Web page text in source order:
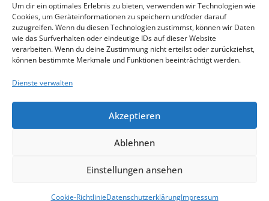
Um dir ein optimales Erlebnis zu bieten, verwenden wir Technologien wie
Cookies, um Geräteinformationen zu speichern und/oder darauf
zuzugreifen. Wenn du diesen Technologien zustimmst, können wir Daten
wie das Surfverhalten oder eindeutige IDs auf dieser Website
verarbeiten. Wenn du deine Zustimmung nicht erteilst oder zurückziehst,
können bestimmte Merkmale und Funktionen beeinträchtigt werden.
Dienste verwalten
Akzeptieren
Ablehnen
Einstellungen ansehen
Cookie-RichtlinieDatenschutzerklärungImpressum
Wirtschaft & Verkehr
Senioren & Inklusion
gestaltet & entwickelt mit